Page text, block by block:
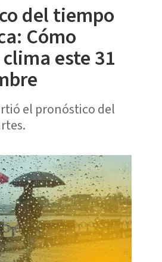
del tiempo
Cómo
este 31
el pronóstico del